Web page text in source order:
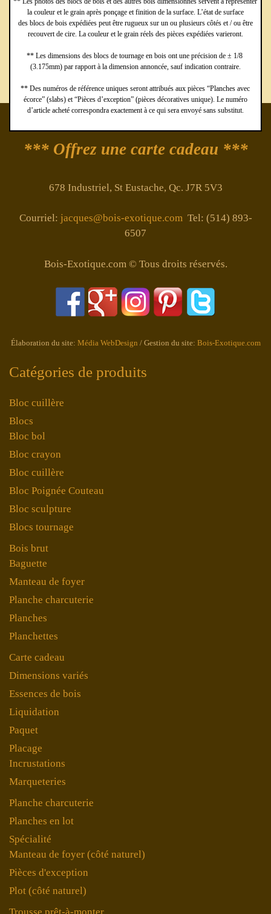
la couleur et le grain après ponçage et finition de la surface. L’état de surface
des blocs de bois expédiées peut être rugueux sur un ou plusieurs côtés et / ou être
recouvert de cire. La couleur et le grain réels des pièces expédiées varieront.
** Les dimensions des blocs de tournage en bois ont une précision de ± 1/8
(3.175mm) par rapport à la dimension annoncée, sauf indication contraire.
** Des numéros de référence uniques seront attribués aux pièces “Planches avec
écorce” (slabs) et “Pièces d’exception” (pièces décoratives unique). Le numéro
d’article acheté correspondra exactement à ce qui sera envoyé sans substitut.
*** Offrez une carte cadeau ***
678 Industriel, St Eustache, Qc. J7R 5V3
Courriel: jacques@bois-exotique.comTel: (514) 893-
6507
Bois-Exotique.com © Tous droits réservés.
Élaboration du site: Média WebDesign / Gestion du site: Bois-Exotique.com
Catégories de produits
Bloc cuillère
Blocs
Bloc bol
Bloc crayon
Bloc cuillère
Bloc Poignée Couteau
Bloc sculpture
Blocs tournage
Bois brut
Baguette
Manteau de foyer
Planche charcuterie
Planches
Planchettes
Carte cadeau
Dimensions variés
Essences de bois
Liquidation
Paquet
Placage
Incrustations
Marqueteries
Planche charcuterie
Planches en lot
Spécialité
Manteau de foyer (côté naturel)
Pièces d'exception
Plot (côté naturel)
Trousse prêt-à-monter